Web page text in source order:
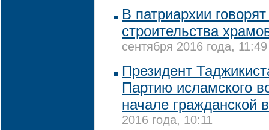
В патриархии
строительства
сентября 2016 года, 11:49
Президент
Партию исламского
начале гражданской
2016 года, 10:11